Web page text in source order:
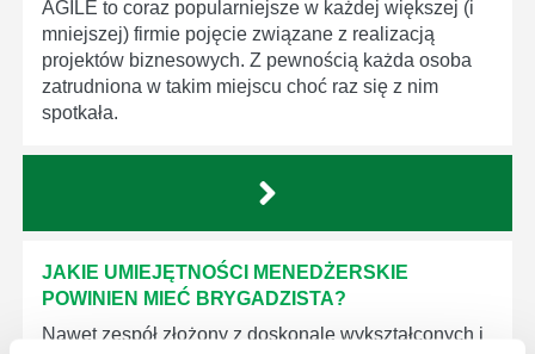
AGILE to coraz popularniejsze w każdej większej (i
mniejszej) firmie pojęcie związane z realizacją
projektów biznesowych. Z pewnością każda osoba
zatrudniona w takim miejscu choć raz się z nim
spotkała.
JAKIE UMIEJĘTNOŚCI MENEDŻERSKIE
POWINIEN MIEĆ BRYGADZISTA?
Nawet zespół złożony z doskonale wykształconych i